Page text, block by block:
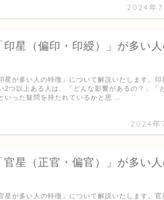
2024年7
印星（偏印・印綬）」が多い
2024年
星が多い人の特徴」について解説いたします。印
2つ以上ある人は、「どんな影響があるの？」「
いった疑問を持たれているかと思 …
官星（正官・偏官）」が多い
星が多い人の特徴」について解説いたします。官